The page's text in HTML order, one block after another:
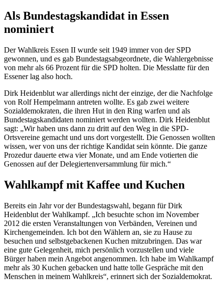
Als Bundestagskandidat in Essen
nominiert
Der Wahlkreis Essen II wurde seit 1949 immer von der SPD
gewonnen, und es gab Bundestagsabgeordnete, die Wahlergebnisse
von mehr als 66 Prozent für die SPD holten. Die Messlatte für den
Essener lag also hoch.
Dirk Heidenblut war allerdings nicht der einzige, der die Nachfolge
von Rolf Hempelmann antreten wollte. Es gab zwei weitere
Sozialdemokraten, die ihren Hut in den Ring warfen und als
Bundestagskandidaten nominiert werden wollten. Dirk Heidenblut
sagt: „Wir haben uns dann zu dritt auf den Weg in die SPD-
Ortsvereine gemacht und uns dort vorgestellt. Die Genossen wollten
wissen, wer von uns der richtige Kandidat sein könnte. Die ganze
Prozedur dauerte etwa vier Monate, und am Ende votierten die
Genossen auf der Delegiertenversammlung für mich.“
Wahlkampf mit Kaffee und Kuchen
Bereits ein Jahr vor der Bundestagswahl, begann für Dirk
Heidenblut der Wahlkampf. „Ich besuchte schon im November
2012 die ersten Veranstaltungen von Verbänden, Vereinen und
Kirchengemeinden. Ich bot den Wählern an, sie zu Hause zu
besuchen und selbstgebackenen Kuchen mitzubringen. Das war
eine gute Gelegenheit, mich persönlich vorzustellen und viele
Bürger haben mein Angebot angenommen. Ich habe im Wahlkampf
mehr als 30 Kuchen gebacken und hatte tolle Gespräche mit den
Menschen in meinem Wahlkreis“, erinnert sich der Sozialdemokrat.